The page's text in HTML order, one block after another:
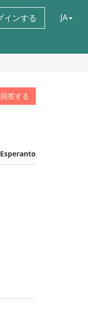
インする JA
回答する
Esperanto